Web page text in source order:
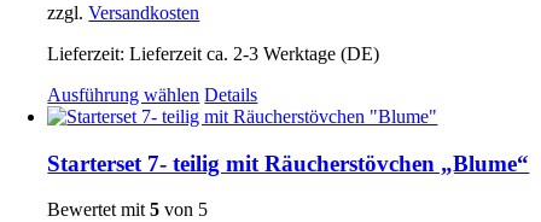
zzgl.Versandkosten
Lieferzeit:Lieferzeit ca. 2-3 Werktage (DE)
Ausführung wählen Dieses
Produkt
mehrere
Varianten
auf.
Details
Starterset 7- teilig mit Räucherstövchen „Blume“
Bewertet mit5 von 5